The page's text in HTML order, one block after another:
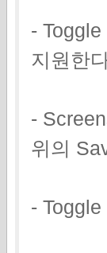
-
지원한
-
위의
-